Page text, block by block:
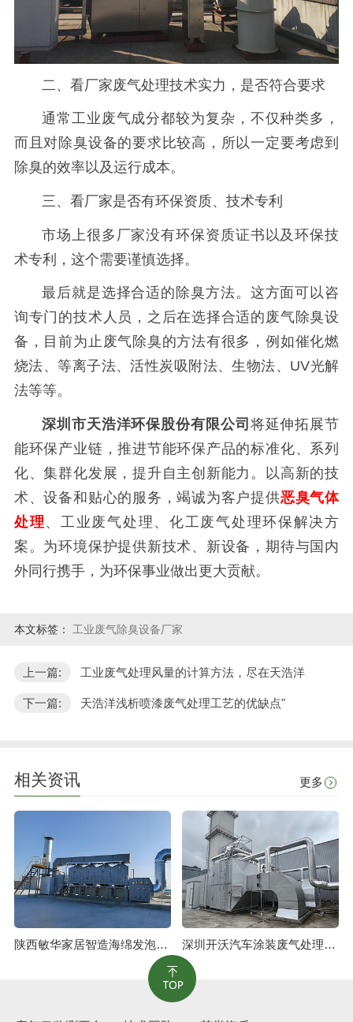
二、看厂家废气处理技术实力，是否符合要求
通常工业废气成分都较为复杂，不仅种类多，
而且对除臭设备的要求比较高，所以一定要考虑到
除臭的效率以及运行成本。
三、看厂家是否有环保资质、技术专利
市场上很多厂家没有环保资质证书以及环保技
术专利，这个需要谨慎选择。
最后就是选择合适的除臭方法。这方面可以咨
询专门的技术人员，之后在选择合适的废气除臭设
备，目前为止废气除臭的方法有很多，例如催化燃
烧法、等离子法、活性炭吸附法、生物法、UV光解
法等等。
深圳市天浩洋环保股份有限公司 将延伸拓展节
能环保产业链，推进节能环保产品的标准化、系列
化、集群化发展，提升自主创新能力。以高新的技
术、设备和贴心的服务，竭诚为客户提供恶臭气体
处理 、工业废气处理、化工废气处理环保解决方
案。为环境保护提供新技术、新设备，期待与国内
外同行携手，为环保事业做出更大贡献。
本文标签： 工业废气除臭设备厂家
上一篇: 工业废气处理风量的计算方法，尽在天浩洋
下一篇: 天浩洋浅析喷漆废气处理工艺的优缺点"
相关资讯 更多
陕西敏华家居智造海绵发泡废气治理工程 深圳开沃汽车涂装废气处理工程